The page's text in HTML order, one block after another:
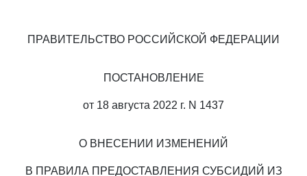
ПРАВИТЕЛЬСТВО РОССИЙСКОЙ ФЕДЕРАЦИИ
ПОСТАНОВЛЕНИЕ
от 18 августа 2022 г. N 1437
О ВНЕСЕНИИ ИЗМЕНЕНИЙ
В ПРАВИЛА ПРЕДОСТАВЛЕНИЯ СУБСИДИЙ ИЗ